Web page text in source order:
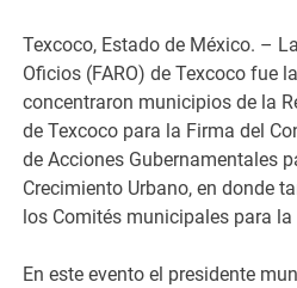
Texcoco, Estado de México. –
Oficios (FARO) de Texcoco fue
concentraron municipios de la
de Texcoco para la Firma del
de Acciones Gubernamentales
Crecimiento Urbano, en donde
los Comités municipales para
En este evento el presidente